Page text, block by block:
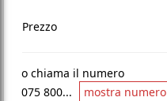
Prezzo
o chiama il numero
075 800...
mostra numero